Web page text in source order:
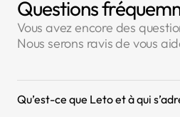
Questions
Vous avez encore des
Nous serons ravis de vous
Qu’est-ce que Leto et à qui